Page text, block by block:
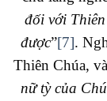
đối với
được”[7].
Thiên Chúa,
nữ tỳ của